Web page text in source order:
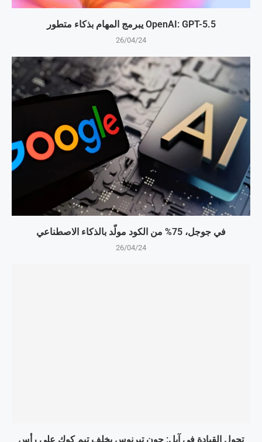
OpenAI: GPT-5.5 يبرمج المهام بذكاء متطور
26/04/24
في جوجل، 75% من الكود مولّد بالذكاء الاصطناعي
26/04/24
تحول القيادة في آبل: جون تيرنوس يخلف تيم كوك على رأس